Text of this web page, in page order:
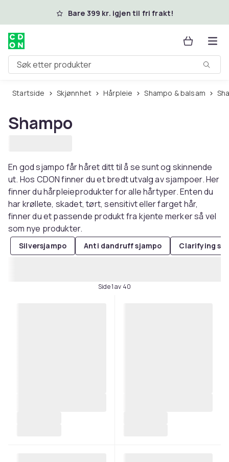
Hopp til hovedinnholdBare 399 kr. igjen til fri frakt!
Søk etter produkter
Startside Skjønnhet Hårpleie Shampo & balsam
Shampo
En god sjampo får håret ditt til å se sunt og skinnende
ut. Hos CDON finner du et bredt utvalg av sjampoer. Her
finner du hårpleieprodukter for alle hårtyper. Enten du
har krøllete, skadet, tørt, sensitivt eller farget hår,
finner du et passende produkt fra kjente merker så vel
som nye produkter.
Silversjampo Anti dandruff sjampo Clarifying
Side 1 av 40